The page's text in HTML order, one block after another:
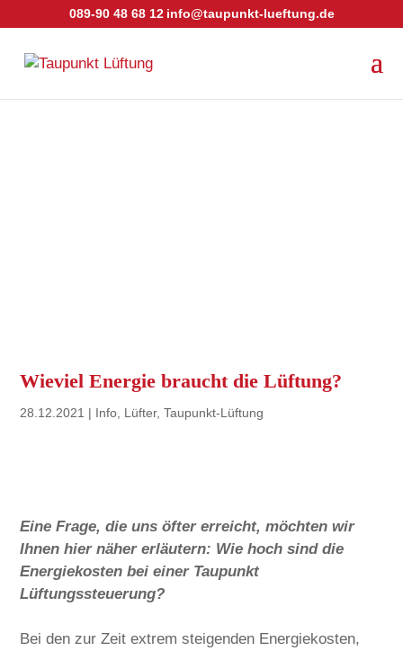
089-90 48 68 12 info@taupunkt-lueftung.de
Wieviel Energie braucht die Lüftung?
28.12.2021 | Info Lüfter,Taupunkt-Lüftung
Eine Frage, die uns öfter erreicht, möchten wir
Ihnen hier näher erläutern: Wie hoch sind die
Energiekosten bei einer Taupunkt
Lüftungssteuerung?
Bei den zur Zeit extrem steigenden Energiekosten,